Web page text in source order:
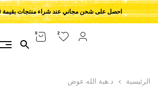
احصل على شحن مجاني عند شراء منتجات بقيمة 1000 أو أكثر!
2
0
الرئيسية د.هبة الله عوض